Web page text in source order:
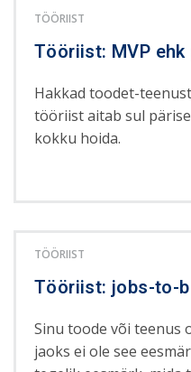
TÖÖRIIST
Tööriist: MVP
Hakkad toodet-
tööriist aitab sul
kokku hoida.
TÖÖRIIST
Tööriist: jobs-to-
Sinu toode või teenus
jaoks ei ole see